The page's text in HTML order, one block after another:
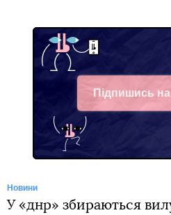
Підпишись
Telegram
Новини
У «днр» збираються